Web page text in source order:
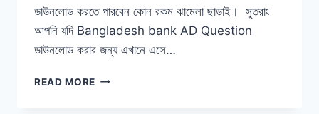
ডাউনলোড করতে পারবেন কোন রকম ঝামেলা ছাড়াই। সুতরাং
আপনি যদি Bangladesh bank AD Question
ডাউনলোড করার জন্য এখানে এসে…
READ MORE BANGLADESH